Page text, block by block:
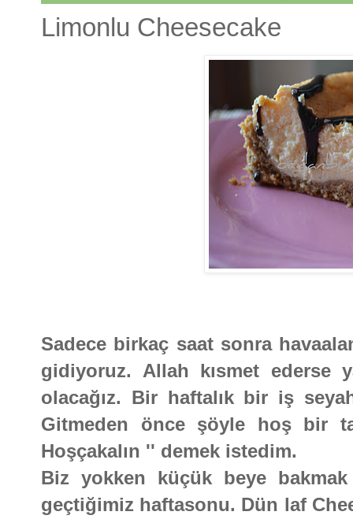
Limonlu Cheesecake
Sadece birkaç saat sonra
gidiyoruz. Allah kısmet ederse
olacağız. Bir haftalık bir iş
Gitmeden önce şöyle hoş bir
Hoşçakalın '' demek istedim.
Biz yokken küçük beye
geçtiğimiz haftasonu. Dün laf